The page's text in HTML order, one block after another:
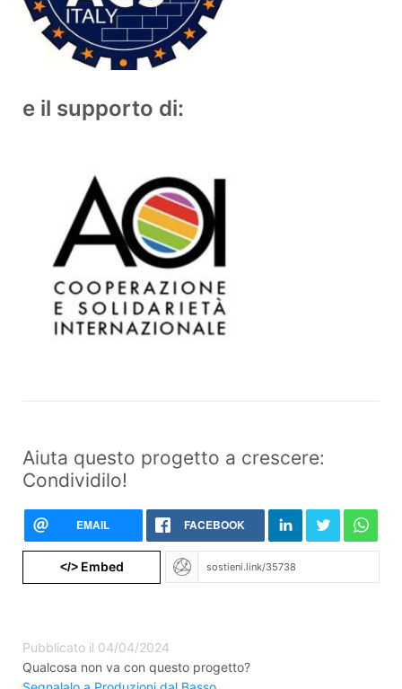
e il supporto di:
Aiuta questo progetto a crescere:
Condividilo!
EMAIL FACEBOOK
</>Embed
Pubblicato il 04/04/2024
Qualcosa non va con questo progetto?